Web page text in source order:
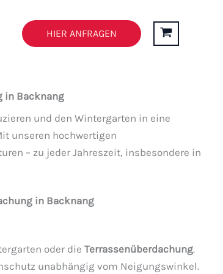
HIER ANFRAGEN
in Backnang
und den Wintergarten in eine
unseren hochwertigen
– zu jeder Jahreszeit, insbesondere in
in Backnang
oder die Terrassenüberdachung.
unabhängig vom Neigungswinkel.